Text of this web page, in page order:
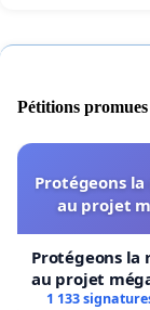
Pétitions
Protégeons
au projet
Protégeons la
au projet
1 133